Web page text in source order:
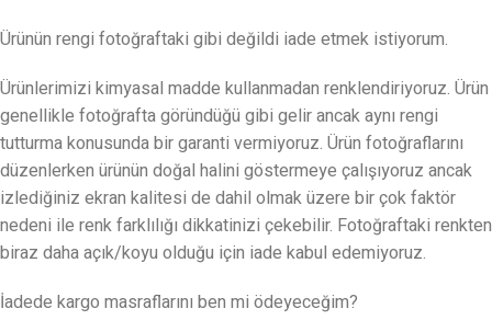
Ürünün rengi fotoğraftaki gibi değildi iade etmek istiyorum.
Ürünlerimizi kimyasal madde kullanmadan renklendiriyoruz. Ürün
genellikle fotoğrafta göründüğü gibi gelir ancak aynı rengi
tutturma konusunda bir garanti vermiyoruz. Ürün fotoğraflarını
düzenlerken ürünün doğal halini göstermeye çalışıyoruz ancak
izlediğiniz ekran kalitesi de dahil olmak üzere bir çok faktör
nedeni ile renk farklılığı dikkatinizi çekebilir. Fotoğraftaki renkten
biraz daha açık/koyu olduğu için iade kabul edemiyoruz.
İadede kargo masraflarını ben mi ödeyeceğim?